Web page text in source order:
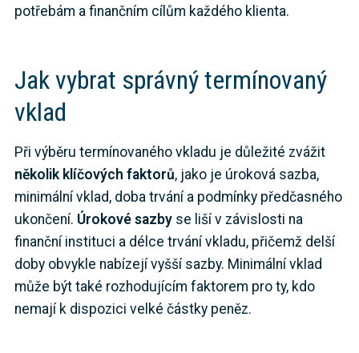
potřebám a finančním cílům každého klienta.
Jak vybrat správný termínovaný
vklad
Při výběru termínovaného vkladu je důležité zvážit
několik klíčových faktorů, jako je úroková sazba,
minimální vklad, doba trvání a podmínky předčasného
ukončení. Úrokové sazbyse liší v závislosti na
finanční instituci a délce trvání vkladu, přičemž delší
doby obvykle nabízejí vyšší sazby. Minimální vklad
může být také rozhodujícím faktorem pro ty, kdo
nemají k dispozici velké částky peněz.